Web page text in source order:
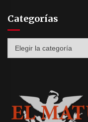
Categorías